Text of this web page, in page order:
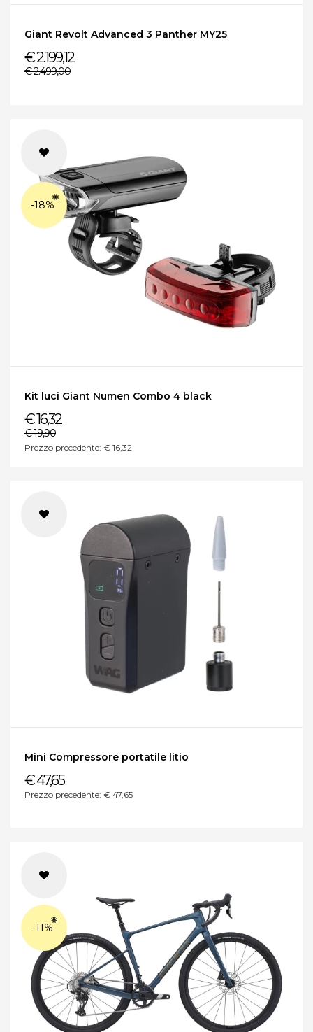
Giant Revolt Advanced 3 Panther MY25
€ 2.199,12
€ 2.499,00
-18%
Kit luci Giant Numen Combo 4 black
€ 16,32
€ 19,90
Prezzo precedente: € 16,32
Mini Compressore portatile litio
€ 47,65
Prezzo precedente: € 47,65
-11%